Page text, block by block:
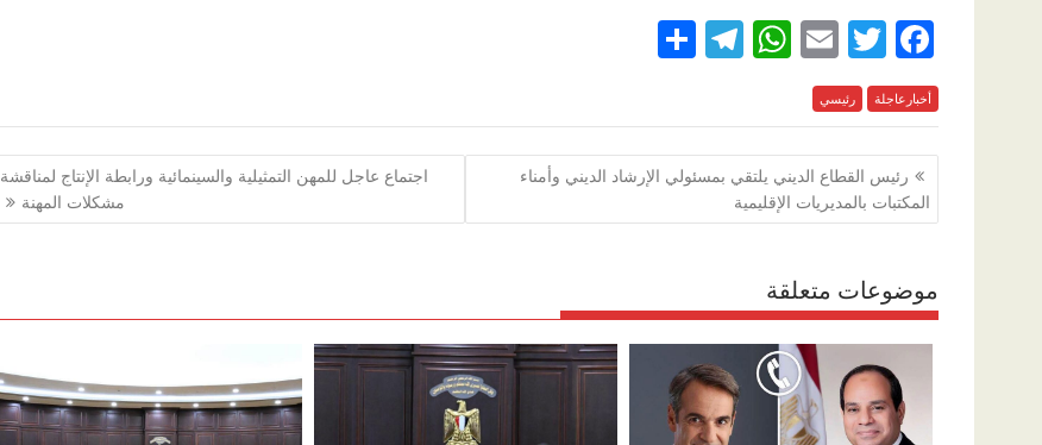
F
ac
e
b
o
o
T
w
itt
er
E
ai
l
W
at
s
A
p
T
e
gr
a
m
ar
e
أخبارعاجلة رئيسي
تصفّح
المقالات
رئيس القطاع الديني يلتقي بمسئولي الإرشاد الديني وأمناء
المكتبات بالمديريات الإقليمية
اجتماع عاجل للمهن التمثيلية والسينمائية ورابطة الإنتاج لمناقشة
مشكلات المهنة
موضوعات متعلقة